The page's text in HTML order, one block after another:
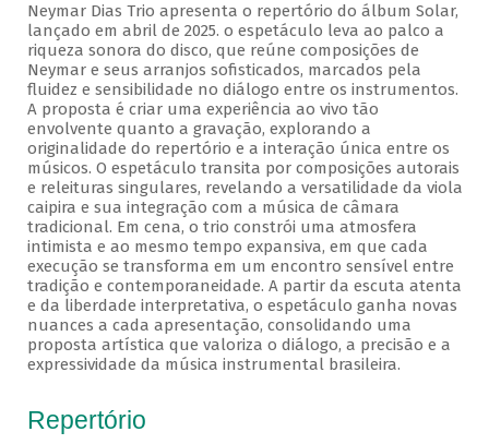
Neymar Dias Trio apresenta o repertório do álbum Solar,
lançado em abril de 2025. o espetáculo leva ao palco a
riqueza sonora do disco, que reúne composições de
Neymar e seus arranjos sofisticados, marcados pela
fluidez e sensibilidade no diálogo entre os instrumentos.
A proposta é criar uma experiência ao vivo tão
envolvente quanto a gravação, explorando a
originalidade do repertório e a interação única entre os
músicos. O espetáculo transita por composições autorais
e releituras singulares, revelando a versatilidade da viola
caipira e sua integração com a música de câmara
tradicional. Em cena, o trio constrói uma atmosfera
intimista e ao mesmo tempo expansiva, em que cada
execução se transforma em um encontro sensível entre
tradição e contemporaneidade. A partir da escuta atenta
e da liberdade interpretativa, o espetáculo ganha novas
nuances a cada apresentação, consolidando uma
proposta artística que valoriza o diálogo, a precisão e a
expressividade da música instrumental brasileira.
Repertório